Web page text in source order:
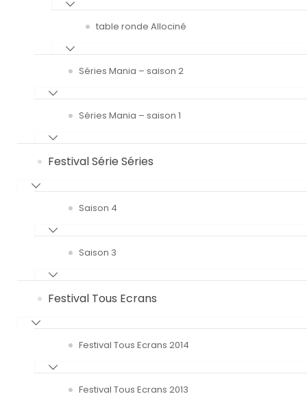
table ronde Allociné
Séries Mania – saison 2
Séries Mania – saison 1
Festival Série Séries
Saison 4
Saison 3
Festival Tous Ecrans
Festival Tous Ecrans 2014
Festival Tous Ecrans 2013